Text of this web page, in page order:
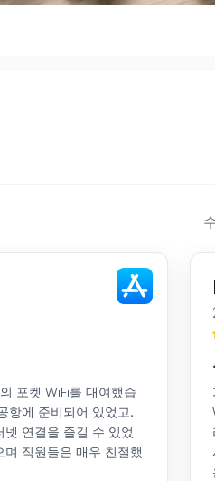
포켓 WiFi를 대여했습
항에 준비되어 있었고,
연결을 즐길 수 있었
직원들은 매우 친절했